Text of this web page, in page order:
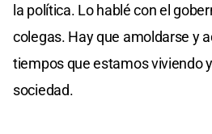
la política. Lo hablé con el
colegas. Hay que amoldarse y
tiempos que estamos viviendo
sociedad.